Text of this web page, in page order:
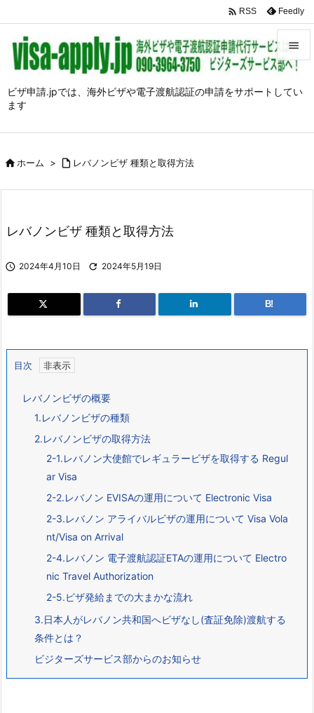
ビザ申請.jpでは、海外ビザや電子渡航認証の申請をサポートしてい
ます


メニュ
 RSS Feedly
ホーム >  レバノンビザ 種類と取得方法
レバノンビザ 種類と取得方法
 2024年4月10日  2024年5月19日
B!
目次
レバノンビザの概要
1.レバノンビザの種類
2.レバノンビザの取得方法
2-1.レバノン大使館でレギュラービザを取得する Regul
ar Visa
2-2.レバノン EVISAの運用について Electronic Visa
2-3.レバノン アライバルビザの運用について Visa Vola
nt/Visa on Arrival
2-4.レバノン 電子渡航認証ETAの運用について Electro
nic Travel Authorization
2-5.ビザ発給までの大まかな流れ
3.日本人がレバノン共和国へビザなし(査証免除)渡航する
条件とは？
ビジターズサービス部からのお知らせ